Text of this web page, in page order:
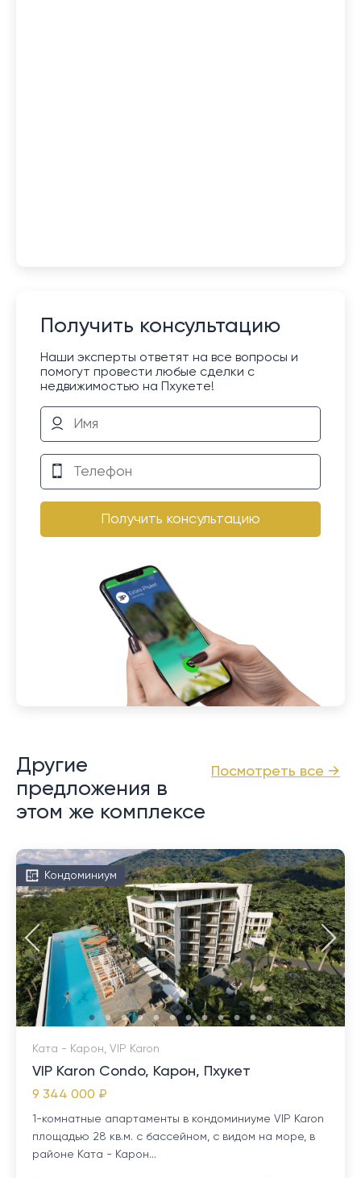
Получить консультацию
Наши эксперты ответят на все вопросы и
помогут провести любые сделки с
недвижимостью на Пхукете!
Получить консультацию
Посмотреть все →
Другие
предложения в
этом же комплексе
Кондоминиум
Ката - Карон, VIP Karon
VIP Karon Condo, Карон, Пхукет
9 344 000 ₽
1-комнатные апартаменты в кондоминиуме VIP Karon
площадью 28 кв.м. с бассейном, с видом на море, в
районе Ката - Карон...